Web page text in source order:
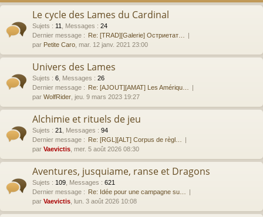
Le cycle des Lames du Cardinal
Sujets : 11 Messages : 24
Dernier message : Re: [TRAD][Galerie] Остриетат…
par Petite Caro , mar. 12 janv. 2021 23:00
Univers des Lames
Sujets : 6 Messages : 26
Dernier message : Re: [AJOUT][AMAT] Les Amériqu…
par WolfRider , jeu. 9 mars 2023 19:27
Alchimie et rituels de jeu
Sujets : 21 Messages : 94
Dernier message : Re: [RGL][ALT] Corpus de règl…
par Vaevictis , mer. 5 août 2026 08:30
Aventures, jusquiame, ranse et Dragons
Sujets : 109 Messages : 621
Dernier message : Re: Idée pour une campagne su…
par Vaevictis , lun. 3 août 2026 10:08